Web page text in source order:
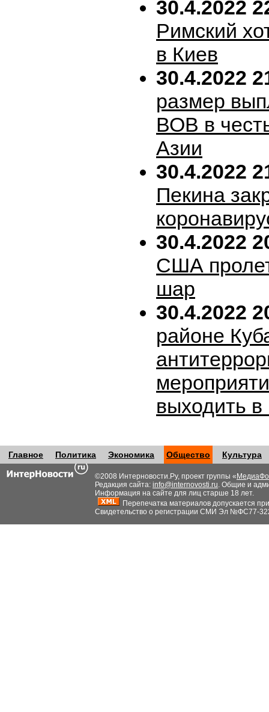
30.4.2022
Римский
в Киев
30.4.2022
размер
ВОВ в
Азии
30.4.2022
Пекина
30.4.2022
США
шар
30.4.2022
районе
выходить
Главное Политика Экономика Общество Культура
©2008 Интерновости.Ру, проект группы «
Редакция сайта: info@internovosti.ru. Общие и
Информация на сайте для лиц старше 18 лет.
Перепечатка материалов допускается
Свидетельство о регистрации СМИ Эл №ФС77-